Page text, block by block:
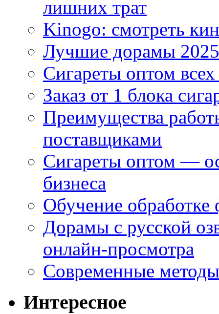
лишних трат
Kinogo: смотреть
Лучшие дорамы
Сигареты оптом
Заказ от 1 блока
Преимущества
поставщиками
Сигареты оптом —
бизнеса
Обучение
Дорамы с русской
онлайн-просмотра
Современные
Интересное